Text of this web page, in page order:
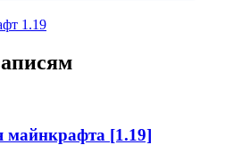
1.19
майнкрафта [1.19]